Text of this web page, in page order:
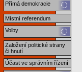
Přímá demokracie
Místní referendum
Volby
Založení politické strany
či hnutí
Účast ve správním řízení